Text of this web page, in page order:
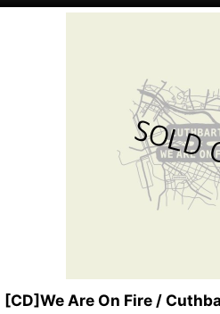
[CD]We Are On Fire /